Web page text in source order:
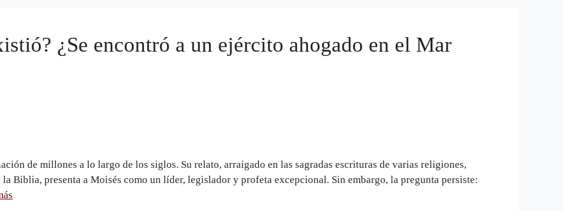
¿Se encontró a un ejército ahogado en el Mar
de millones a lo largo de los siglos. Su relato, arraigado en las sagradas escrituras de varias religiones,
Biblia, presenta a Moisés como un líder, legislador y profeta excepcional. Sin embargo, la pregunta persiste: